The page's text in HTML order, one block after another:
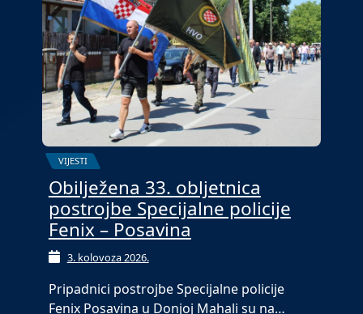
VIJESTI
Obilježena 33. obljetnica
postrojbe Specijalne policije
Fenix – Posavina
3. kolovoza 2026.
Pripadnici postrojbe Specijalne policije
Fenix Posavina u Donjoj Mahali su na…